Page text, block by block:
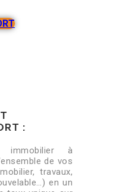
:
à
de vos
travaux,
en un